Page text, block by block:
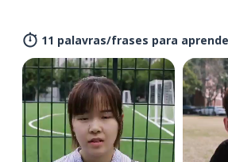
11 palavras/frases para